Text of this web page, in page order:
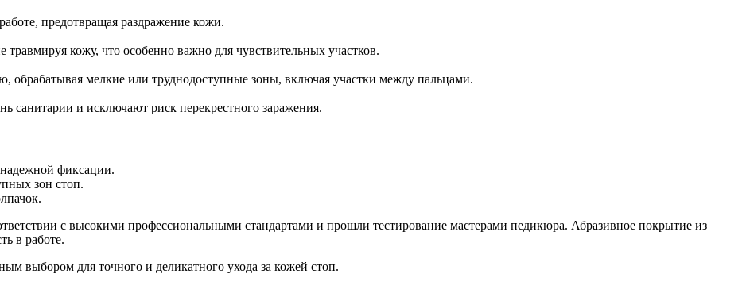
предотвращая раздражение кожи.
кожу, что особенно важно для чувствительных участков.
обрабатывая мелкие или труднодоступные зоны, включая участки между пальцами.
санитарии и исключают риск перекрестного заражения.
фиксации.
зон стоп.
с высокими профессиональными стандартами и прошли тестирование мастерами педикюра. Абразивное покрытие из
в работе.
выбором для точного и деликатного ухода за кожей стоп.